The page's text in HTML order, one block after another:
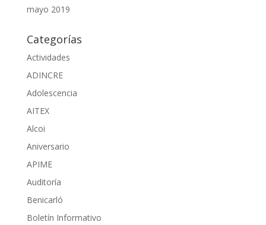
mayo 2019
Categorías
Actividades
ADINCRE
Adolescencia
AITEX
Alcoi
Aniversario
APIME
Auditoría
Benicarló
Boletín Informativo